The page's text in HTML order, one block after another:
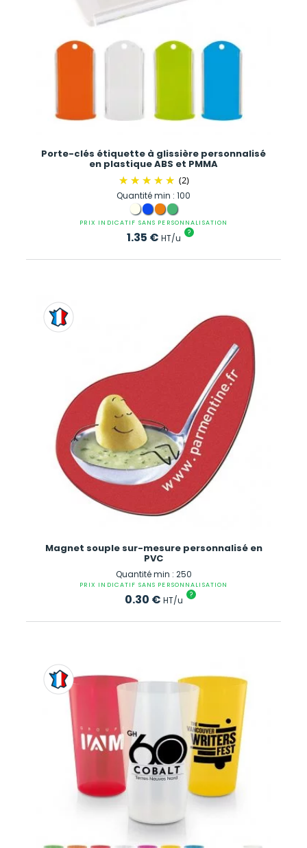
Porte-clés étiquette à glissière personnalisé
en plastique ABS et PMMA
(2)
Quantité min : 100
PRIX INDICATIF SANS PERSONNALISATION
1.35 € HT/u ?
Magnet souple sur-mesure personnalisé en
PVC
Quantité min : 250
PRIX INDICATIF SANS PERSONNALISATION
0.30 € HT/u ?